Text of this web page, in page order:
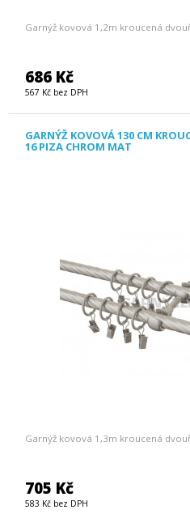
Garnýž kovová 1,2m kroucená
686 Kč
567 Kč bez DPH
GARNÝŽ KOVOVÁ 130 CM
16 PIZA CHROM MAT
Garnýž kovová 1,3m kroucená
705 Kč
583 Kč bez DPH